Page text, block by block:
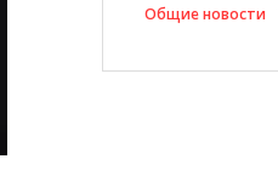
Общие новости